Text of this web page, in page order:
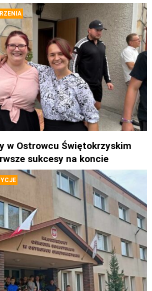
w Ostrowcu Świętokrzyskim
sukcesy na koncie